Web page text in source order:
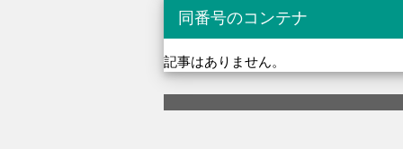
同番号のコンテナ
記事はありません。